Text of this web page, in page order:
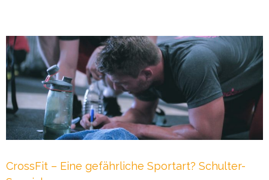
CrossFit – Eine gefährliche Sportart? Schulter-